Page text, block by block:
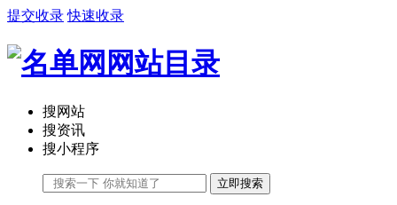
提交收录 快速收录
搜网站
搜资讯
搜小程序
立即搜索